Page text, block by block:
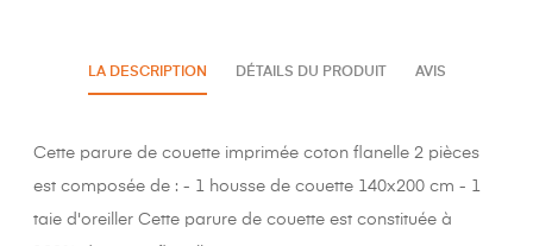
LA DESCRIPTION DÉTAILS DU PRODUIT AVIS
Cette parure de couette imprimée coton flanelle 2 pièces
est composée de : - 1 housse de couette 140x200 cm - 1
taie d'oreiller Cette parure de couette est constituée à